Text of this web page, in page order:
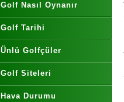
Golf Nasıl Oynanır
Golf Tarihi
Ünlü Golfçüler
Golf Siteleri
Hava Durumu